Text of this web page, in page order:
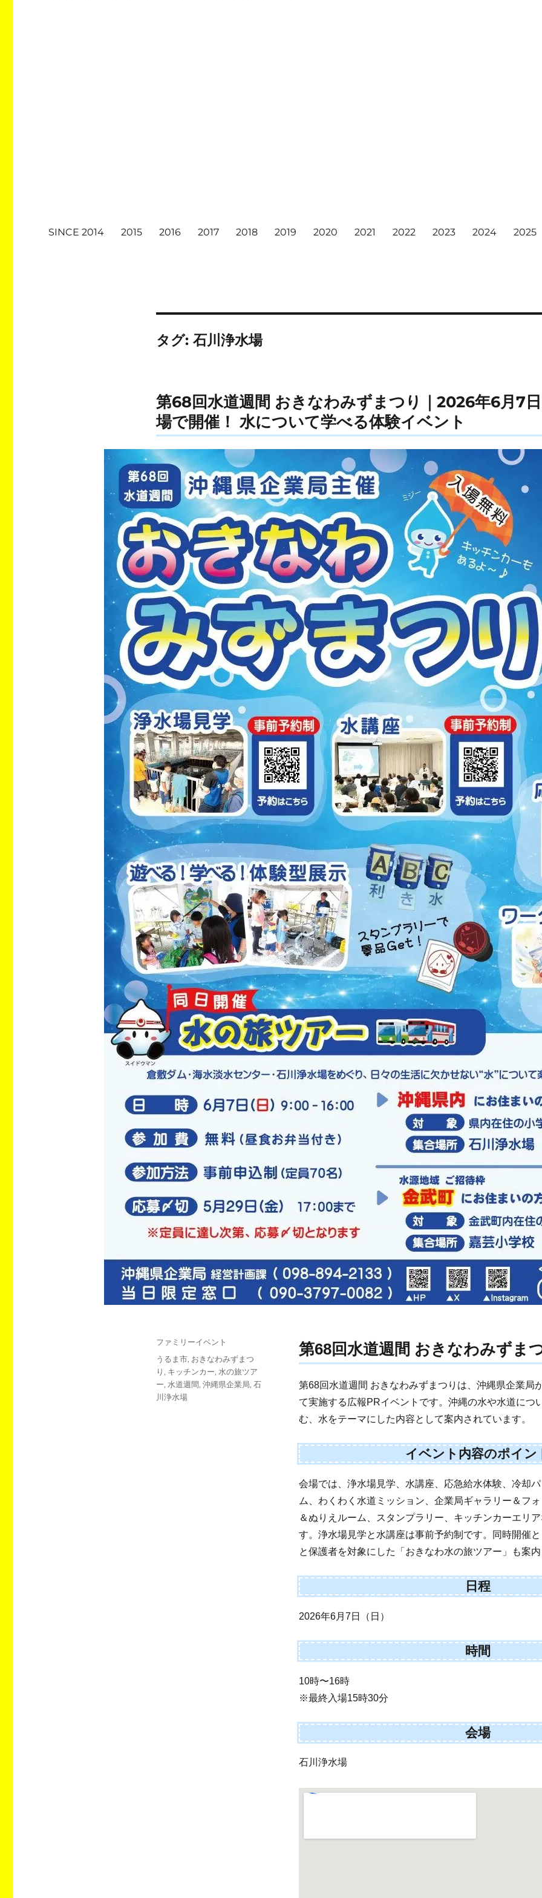
SINCE 2014 2015 2016 2017 2018 2019 2020 2021 2022 2023 2024 2025
タグ: 石川浄水場
第68回水道週間 おきなわみずまつり｜2026年6月7
場で開催！ 水について学べる体験イベント
第68回水道週間 おきなわみずま
第68回水道週間 おきなわみずまつりは、沖縄県企業局
て実施する広報PRイベントです。沖縄の水や水道につ
む、水をテーマにした内容として案内されています。
イベント内容のポイン
会場では、浄水場見学、水講座、応急給水体験、冷却
ム、わくわく水道ミッション、企業局ギャラリー＆フ
＆ぬりえルーム、スタンプラリー、キッチンカーエリ
す。浄水場見学と水講座は事前予約制です。同時開催
と保護者を対象にした「おきなわ水の旅ツアー」も案
日程
2026年6月7日（日）
時間
10時〜16時
※最終入場15時30分
会場
石川浄水場
日:
カ
テ
ゴ
ー
ファミリーイベント
タ
グ
うるま市, おきなわみずまつ
り , キッチンカー, 水の旅ツア
ー, 水道週間, 沖縄県企業局, 石
川浄水場